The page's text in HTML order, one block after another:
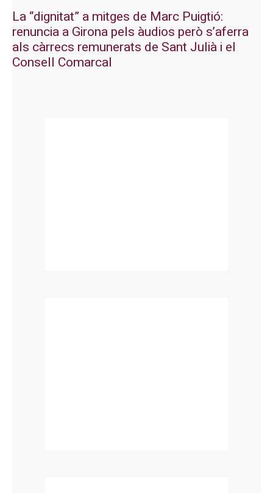
La “dignitat” a mitges de Marc Puigtió:
renuncia a Girona pels àudios però s’aferra
als càrrecs remunerats de Sant Julià i el
Consell Comarcal